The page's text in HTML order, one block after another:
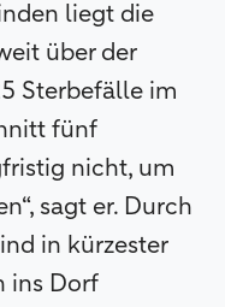
liegt die
über der
Sterbefälle im
fünf
nicht, um
sagt er. Durch
in kürzester
ins Dorf